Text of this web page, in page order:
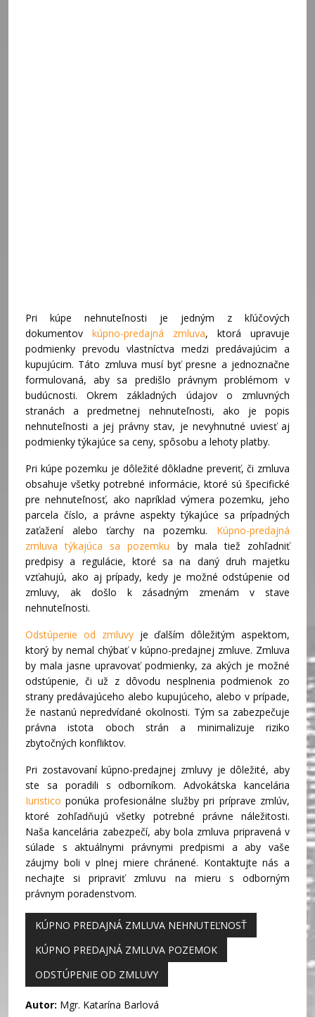
Pri kúpe nehnuteľnosti je jedným z kľúčových
dokumentov kúpno-predajná zmluva, ktorá upravuje
podmienky prevodu vlastníctva medzi predávajúcim a
kupujúcim. Táto zmluva musí byť presne a jednoznačne
formulovaná, aby sa predišlo právnym problémom v
budúcnosti. Okrem základných údajov o zmluvných
stranách a predmetnej nehnuteľnosti, ako je popis
nehnuteľnosti a jej právny stav, je nevyhnutné uviesť aj
podmienky týkajúce sa ceny, spôsobu a lehoty platby.
Pri kúpe pozemku je dôležité dôkladne preveriť, či zmluva
obsahuje všetky potrebné informácie, ktoré sú špecifické
pre nehnuteľnosť, ako napríklad výmera pozemku, jeho
parcela číslo, a právne aspekty týkajúce sa prípadných
zaťažení alebo ťarchy na pozemku. Kúpno-predajná
zmluva týkajúca sa pozemku by mala tiež zohľadniť
predpisy a regulácie, ktoré sa na daný druh majetku
vzťahujú, ako aj prípady, kedy je možné odstúpenie od
zmluvy, ak došlo k zásadným zmenám v stave
nehnuteľnosti.
Odstúpenie od zmluvyje ďalším dôležitým aspektom,
ktorý by nemal chýbať v kúpno-predajnej zmluve. Zmluva
by mala jasne upravovať podmienky, za akých je možné
odstúpenie, či už z dôvodu nesplnenia podmienok zo
strany predávajúceho alebo kupujúceho, alebo v prípade,
že nastanú nepredvídané okolnosti. Tým sa zabezpečuje
právna istota oboch strán a minimalizuje riziko
zbytočných konfliktov.
Pri zostavovaní kúpno-predajnej zmluvy je dôležité, aby
ste sa poradili s odborníkom. Advokátska kancelária
Iuristico ponúka profesionálne služby pri príprave zmlúv,
ktoré zohľadňujú všetky potrebné právne náležitosti.
Naša kancelária zabezpečí, aby bola zmluva pripravená v
súlade s aktuálnymi právnymi predpismi a aby vaše
záujmy boli v plnej miere chránené. Kontaktujte nás a
nechajte si pripraviť zmluvu na mieru s odborným
právnym poradenstvom.
KÚPNO PREDAJNÁ ZMLUVA NEHNUTEĽNOSŤ
KÚPNO PREDAJNÁ ZMLUVA POZEMOK
ODSTÚPENIE OD ZMLUVY
Autor: Mgr. Katarína Barlová